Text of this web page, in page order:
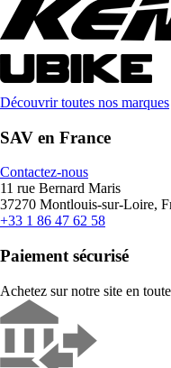
Découvrir toutes nos marques
SAV en France
Contactez-nous
11 rue Bernard Maris
37270 Montlouis-sur-Loire,
+33 1 86 47 62 58
Paiement sécurisé
Achetez sur notre site en